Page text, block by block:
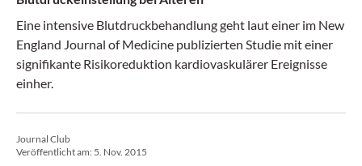
Eine intensive Blutdruckbehandlung geht laut einer im New
England Journal of Medicine publizierten Studie mit einer
signifikante Risikoreduktion kardiovaskulärer Ereignisse
einher.
Journal Club
Veröffentlicht am: 5. Nov. 2015